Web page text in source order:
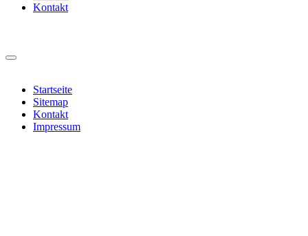
Kontakt
Startseite
Sitemap
Kontakt
Impressum